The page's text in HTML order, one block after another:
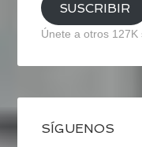
SUSCRIBIR
Únete a otros 127K
SÍGUENOS